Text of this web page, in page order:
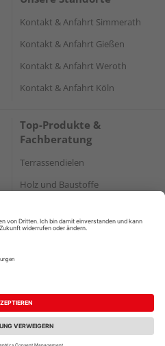
Kontakt & Anfahrt Simmerath
Kontakt & Anfahrt Gießen
Kontakt & Anfahrt Weroth
Kontakt & Anfahrt Köln
Top-Produkte &
Fachberatung
Terrassendielen
Holz und Baustoffe
AGB
Barrierefreiheitserklärung